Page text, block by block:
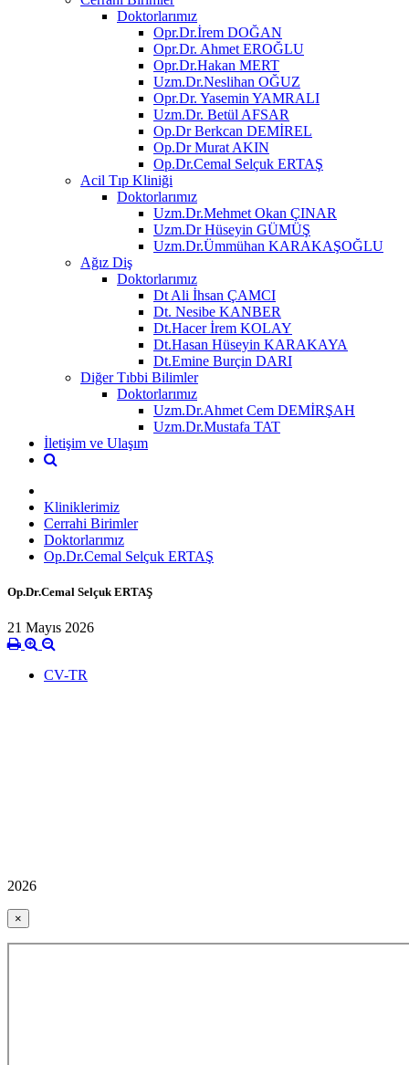
Doktorlarımız
Opr.Dr.İrem DOĞAN
Opr.Dr. Ahmet EROĞLU
Opr.Dr.Hakan MERT
Uzm.Dr.Neslihan OĞUZ
Opr.Dr. Yasemin YAMRALI
Uzm.Dr. Betül AFSAR
Op.Dr Berkcan DEMİREL
Op.Dr Murat AKIN
Op.Dr.Cemal Selçuk ERTAŞ
Acil Tıp Kliniği
Doktorlarımız
Uzm.Dr.Mehmet Okan ÇINAR
Uzm.Dr Hüseyin GÜMÜŞ
Uzm.Dr.Ümmühan KARAKAŞOĞLU
Ağız Diş
Doktorlarımız
Dt Ali İhsan ÇAMCI
Dt. Nesibe KANBER
Dt.Hacer İrem KOLAY
Dt.Hasan Hüseyin KARAKAYA
Dt.Emine Burçin DARI
Diğer Tıbbi Bilimler
Doktorlarımız
Uzm.Dr.Ahmet Cem DEMİRŞAH
Uzm.Dr.Mustafa TAT
İletişim ve Ulaşım
Kliniklerimiz
Cerrahi Birimler
Doktorlarımız
Op.Dr.Cemal Selçuk ERTAŞ
Op.Dr.Cemal Selçuk ERTAŞ
21 Mayıs 2026
CV-TR
2026
×